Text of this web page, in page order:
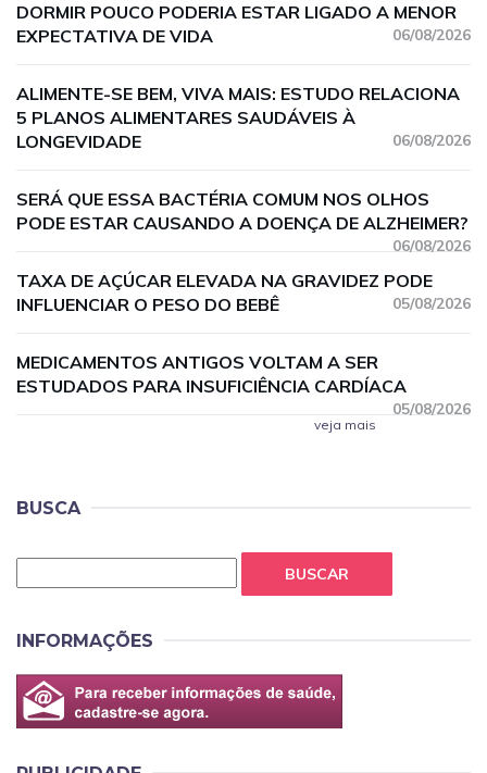
DORMIR POUCO PODERIA ESTAR LIGADO A MENOR
EXPECTATIVA DE VIDA
06/08/2026
ALIMENTE-SE BEM, VIVA MAIS: ESTUDO RELACIONA
5 PLANOS ALIMENTARES SAUDÁVEIS À
LONGEVIDADE
06/08/2026
SERÁ QUE ESSA BACTÉRIA COMUM NOS OLHOS
PODE ESTAR CAUSANDO A DOENÇA DE ALZHEIMER?
06/08/2026
TAXA DE AÇÚCAR ELEVADA NA GRAVIDEZ PODE
INFLUENCIAR O PESO DO BEBÊ
05/08/2026
MEDICAMENTOS ANTIGOS VOLTAM A SER
ESTUDADOS PARA INSUFICIÊNCIA CARDÍACA
05/08/2026
veja mais
BUSCA
BUSCAR
INFORMAÇÕES